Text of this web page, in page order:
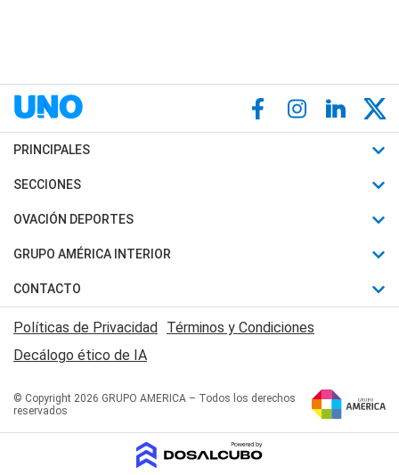
PRINCIPALES
Últimas Noticias
Política
Judiciales
Economia
SECCIONES
Horóscopo
Motores
Trucos caseros
Series y Películas
Edictos y Solicitadas
OVACIÓN DEPORTES
Fútbol
Mundial
Automovilismo
Rugby
Básquet
GRUPO AMÉRICA INTERIOR
Canal 7 en Vivo
San Juan 8
CONTACTO
Acerca de Nosotros
Contactanos
Políticas de Privacidad Términos y Condiciones
Decálogo ético de IA
© Copyright 2026 GRUPO AMERICA – Todos los derechos
reservados